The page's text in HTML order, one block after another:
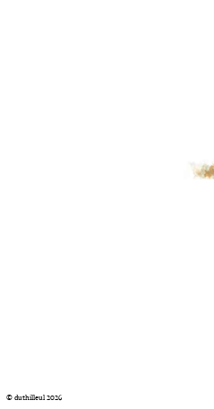
© duthilleul 2026